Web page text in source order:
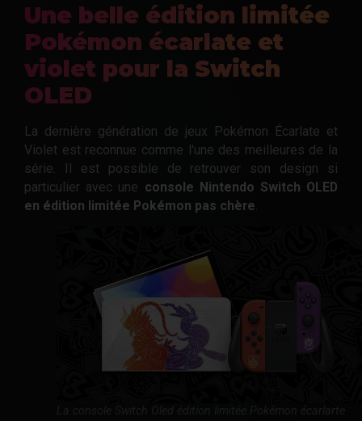
Une belle édition limitée
Pokémon écarlate et
violet pour la Switch
OLED
La dernière génération de jeux Pokémon Écarlate et
Violet est reconnue comme l'une des meilleures de la
série. Il est possible de retrouver son design si
particulier avec une console Nintendo Switch OLED
en édition limitée Pokémon pas chère.